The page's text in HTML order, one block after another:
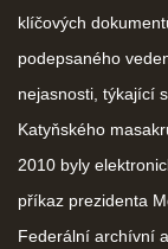
klíčových
podepsaného
nejasnosti, týkající
Katyňského
2010 byly
příkaz prezidenta
Federální archívní